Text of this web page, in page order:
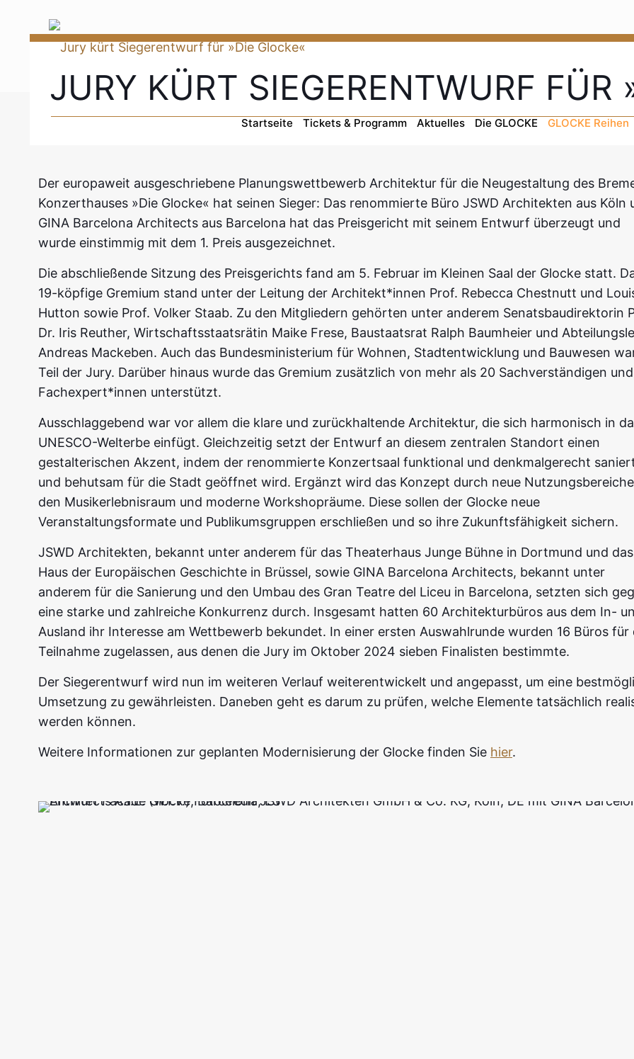
Startseite Tickets & Programm Aktuelles Die GLOCKE GLOCKE Reihen
JURY KÜRT SIEGERENTWURF FÜR
Der europaweit ausgeschriebene Planungswettbewerb Architektur für die Neugestaltung des
Konzerthauses »Die Glocke« hat seinen Sieger: Das renommierte Büro JSWD Architekten aus Köln
GINA Barcelona Architects aus Barcelona hat das Preisgericht mit seinem Entwurf überzeugt und
wurde einstimmig mit dem 1. Preis ausgezeichnet.
Die abschließende Sitzung des Preisgerichts fand am 5. Februar im Kleinen Saal der Glocke statt.
19-köpfige Gremium stand unter der Leitung der Architekt*innen Prof. Rebecca Chestnutt und
Hutton sowie Prof. Volker Staab. Zu den Mitgliedern gehörten unter anderem Senatsbaudirektorin
Dr. Iris Reuther, Wirtschaftsstaatsrätin Maike Frese, Baustaatsrat Ralph Baumheier und
Andreas Mackeben. Auch das Bundesministerium für Wohnen, Stadtentwicklung und Bauwesen
Teil der Jury. Darüber hinaus wurde das Gremium zusätzlich von mehr als 20 Sachverständigen und
Fachexpert*innen unterstützt.
Ausschlaggebend war vor allem die klare und zurückhaltende Architektur, die sich harmonisch in
UNESCO-Welterbe einfügt. Gleichzeitig setzt der Entwurf an diesem zentralen Standort einen
gestalterischen Akzent, indem der renommierte Konzertsaal funktional und denkmalgerecht
und behutsam für die Stadt geöffnet wird. Ergänzt wird das Konzept durch neue
den Musikerlebnisraum und moderne Workshopräume. Diese sollen der Glocke neue
Veranstaltungsformate und Publikumsgruppen erschließen und so ihre Zukunftsfähigkeit sichern.
JSWD Architekten, bekannt unter anderem für das Theaterhaus Junge Bühne in Dortmund und das
Haus der Europäischen Geschichte in Brüssel, sowie GINA Barcelona Architects, bekannt unter
anderem für die Sanierung und den Umbau des Gran Teatre del Liceu in Barcelona, setzten sich
eine starke und zahlreiche Konkurrenz durch. Insgesamt hatten 60 Architekturbüros aus dem In-
Ausland ihr Interesse am Wettbewerb bekundet. In einer ersten Auswahlrunde wurden 16 Büros für
Teilnahme zugelassen, aus denen die Jury im Oktober 2024 sieben Finalisten bestimmte.
Der Siegerentwurf wird nun im weiteren Verlauf weiterentwickelt und angepasst, um eine
Umsetzung zu gewährleisten. Daneben geht es darum zu prüfen, welche Elemente tatsächlich
werden können.
Weitere Informationen zur geplanten Modernisierung der Glocke finden Sie hier.